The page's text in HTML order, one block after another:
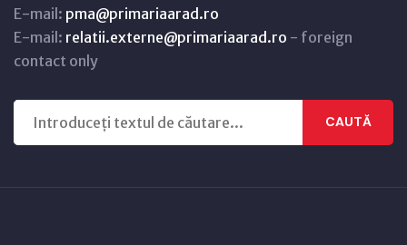
E-mail: pma@primariaarad.ro
E-mail: relatii.externe@primariaarad.ro - foreign
contact only
CAUTĂ